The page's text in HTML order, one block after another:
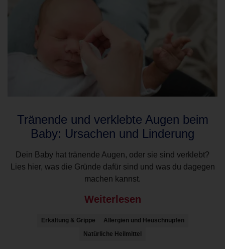
Tränende und verklebte Augen beim
Baby: Ursachen und Linderung
Dein Baby hat tränende Augen, oder sie sind verklebt?
Lies hier, was die Gründe dafür sind und was du dagegen
machen kannst.
Weiterlesen
Erkältung & Grippe
Allergien und Heuschnupfen
Natürliche Heilmittel